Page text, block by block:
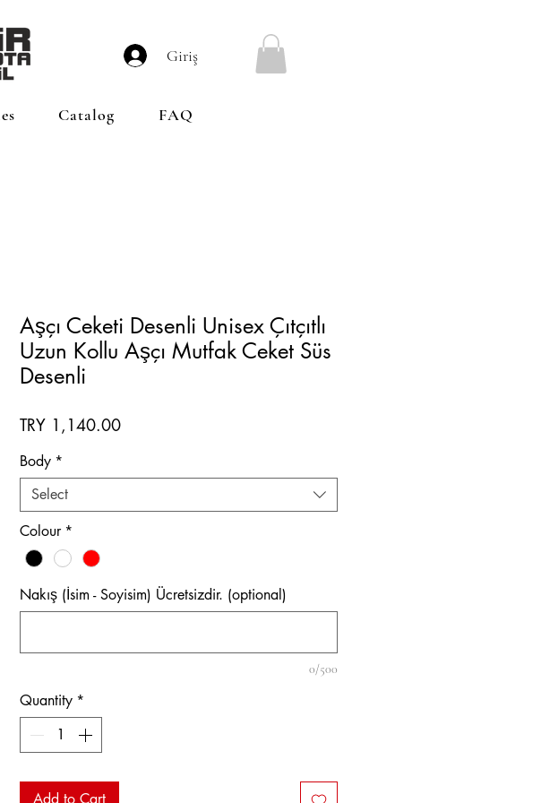
Giriş
Catalog FAQ
Aşçı Ceketi Desenli Unisex Çıtçıtlı
Uzun Kollu Aşçı Mutfak Ceket Süs
Desenli
TRY 1,140.00Price
Body *
Select
Colour *
Nakış (İsim - Soyisim) Ücretsizdir. (optional)
0/500
Quantity *